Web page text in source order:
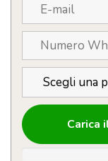
Carica